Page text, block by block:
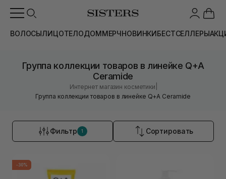
ВОЛОСЫЛИЦОТЕЛОДОММЕРЧНОВИНКИБЕСТСЕЛЛЕРЫ
Группа коллекции товаров в линейке Q+A
Ceramide
Интернет магазин косметики
Группа коллекции товаров в линейке Q+A Ceramide
Фильтр 1 Сортировать
-30%